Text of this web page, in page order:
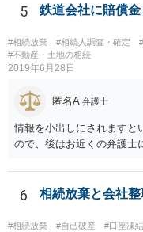
書類を提出されることを
他にもあるかもしれない
にあたっては、法テラスの
とも十分考えられるかと存
を拝見するかぎり、再婚相
5 鉄道会社に賠償
#相続放棄 #相続人調査・確定
#不動産・土地の相続
2019年6月28日
匿名A 弁護士
情報を小出しにされますと
ので、後はお近くの弁護士
6 相続放棄と会社
#相続放棄 #自己破産 #口座凍